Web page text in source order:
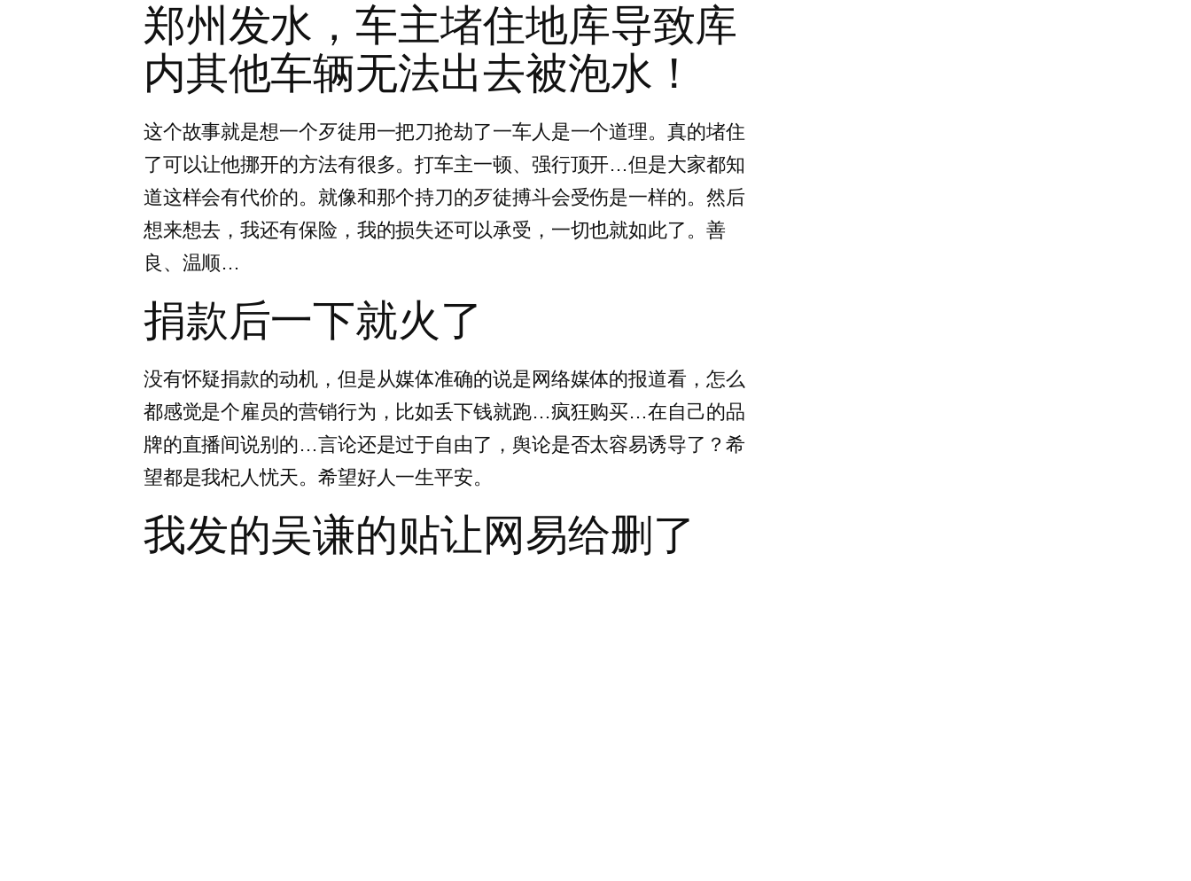
郑州发水，车主堵住地库导致库
内其他车辆无法出去被泡水！
这个故事就是想一个歹徒用一把刀抢劫了一车人是一个道理。真的堵住
了可以让他挪开的方法有很多。打车主一顿、强行顶开…但是大家都知
道这样会有代价的。就像和那个持刀的歹徒搏斗会受伤是一样的。然后
想来想去，我还有保险，我的损失还可以承受，一切也就如此了。善
良、温顺…
捐款后一下就火了
没有怀疑捐款的动机，但是从媒体准确的说是网络媒体的报道看，怎么
都感觉是个雇员的营销行为，比如丢下钱就跑…疯狂购买…在自己的品
牌的直播间说别的…言论还是过于自由了，舆论是否太容易诱导了？希
望都是我杞人忧天。希望好人一生平安。
我发的吴谦的贴让网易给删了